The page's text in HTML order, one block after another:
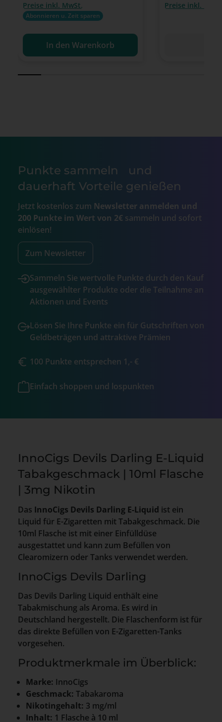
Preise inkl. MwSt.
Abonnieren u. Zeit sparen
In den Warenkorb
Preise inkl.
Punkte sammeln und
dauerhaft Vorteile genießen
Jetzt kostenlos zum Newsletter anmelden und
200 Punkte im Wert von 2€ sammeln und sofort
einlösen!
Zum Newsletter
Sammeln Sie wertvolle Punkte durch den Kauf
ausgewählter Produkte oder die Teilnahme an
Aktionen und Events
Lösen Sie Ihre Punkte ein für Gutschriften von
Geldbeträgen und attraktive Prämien
100 Punkte entsprechen 1,- €
Einfach shoppen und lospunkten
InnoCigs Devils Darling E-Liquid
Tabakgeschmack | 10ml Flasche
| 3mg Nikotin
Das InnoCigs Devils Darling E-Liquid ist ein
Liquid für E-Zigaretten mit Tabakgeschmack. Die
10ml Flasche ist mit einer Einfülldüse
ausgestattet und kann zum Befüllen von
Clearomizern oder Tanks verwendet werden.
InnoCigs Devils Darling
Das Devils Darling Liquid enthält eine
Tabakmischung als Aroma. Es wird in
Deutschland hergestellt. Die Flaschenform ist für
das direkte Befüllen von E-Zigaretten-Tanks
vorgesehen.
Produktmerkmale im Überblick:
Marke: InnoCigs
Geschmack: Tabakaroma
Nikotingehalt: 3 mg/ml
Inhalt: 1 Flasche à 10 ml